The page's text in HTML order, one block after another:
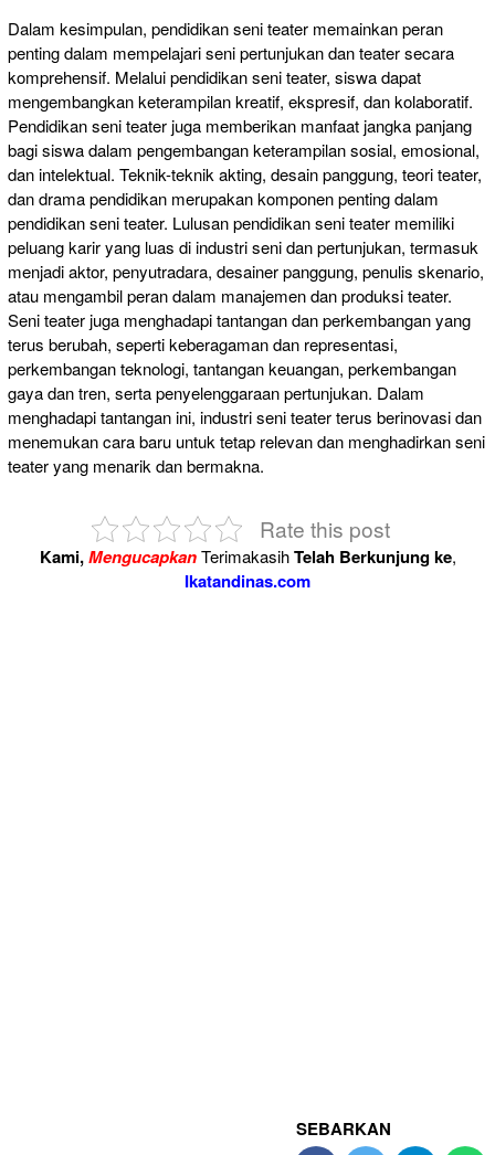
Dalam kesimpulan, pendidikan seni teater memainkan peran
penting dalam mempelajari seni pertunjukan dan teater secara
komprehensif. Melalui pendidikan seni teater, siswa dapat
mengembangkan keterampilan kreatif, ekspresif, dan kolaboratif.
Pendidikan seni teater juga memberikan manfaat jangka panjang
bagi siswa dalam pengembangan keterampilan sosial, emosional,
dan intelektual. Teknik-teknik akting, desain panggung, teori teater,
dan drama pendidikan merupakan komponen penting dalam
pendidikan seni teater. Lulusan pendidikan seni teater memiliki
peluang karir yang luas di industri seni dan pertunjukan, termasuk
menjadi aktor, penyutradara, desainer panggung, penulis skenario,
atau mengambil peran dalam manajemen dan produksi teater.
Seni teater juga menghadapi tantangan dan perkembangan yang
terus berubah, seperti keberagaman dan representasi,
perkembangan teknologi, tantangan keuangan, perkembangan
gaya dan tren, serta penyelenggaraan pertunjukan. Dalam
menghadapi tantangan ini, industri seni teater terus berinovasi dan
menemukan cara baru untuk tetap relevan dan menghadirkan seni
teater yang menarik dan bermakna.
Rate this post
Kami,MengucapkanTerimakasihTelah Berkunjung ke,
Ikatandinas.com
SEBARKAN